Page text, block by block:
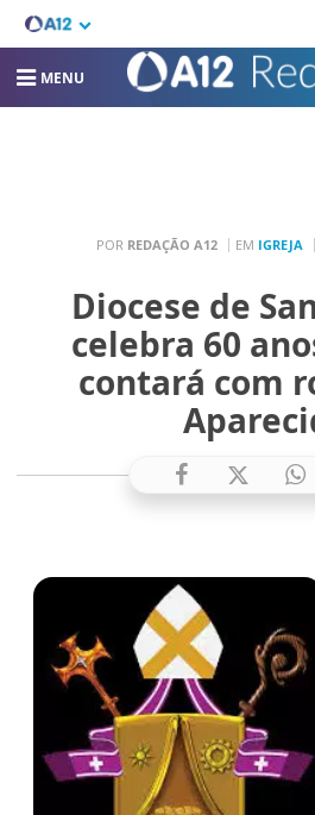
MENU
POR REDAÇÃO A12 EM IGREJA
Diocese de
celebra 60
contará com